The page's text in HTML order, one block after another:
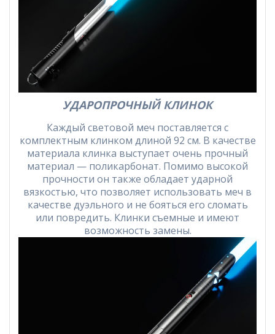
УДАРОПРОЧНЫЙ КЛИНОК
Каждый световой меч поставляется с
комплектным клинком длиной 92 см. В качестве
материала клинка выступает очень прочный
материал — поликарбонат. Помимо высокой
прочности он также обладает ударной
вязкостью, что позволяет использовать меч в
качестве дуэльного и не бояться его сломать
или повредить. Клинки съемные и имеют
возможность замены.